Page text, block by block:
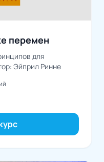
перемен
для
Эйприл Ринне